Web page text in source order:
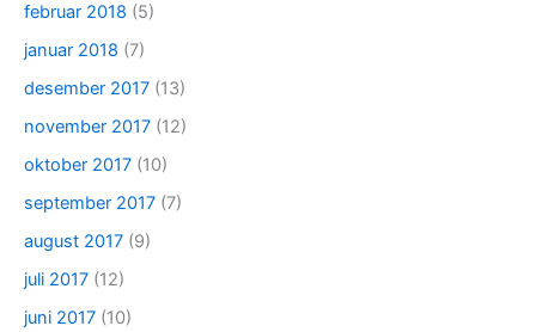
februar 2018 (5)
januar 2018 (7)
desember 2017 (13)
november 2017 (12)
oktober 2017 (10)
september 2017 (7)
august 2017 (9)
juli 2017 (12)
juni 2017 (10)